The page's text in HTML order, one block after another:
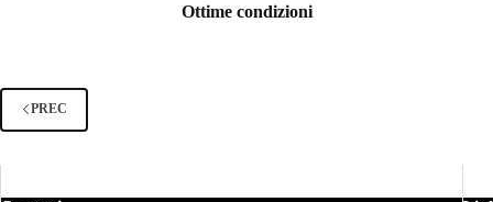
Ottime condizioni
PREC